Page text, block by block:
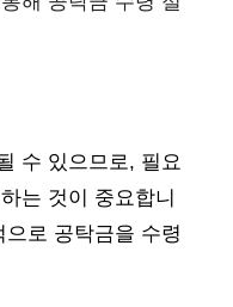
수 있으므로, 필요
는 것이 중요합니
로 공탁금을 수령